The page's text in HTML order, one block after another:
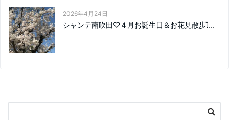
2026年4月24日
シャンテ南吹田♡４月お誕生日＆お花見散歩ἳ...